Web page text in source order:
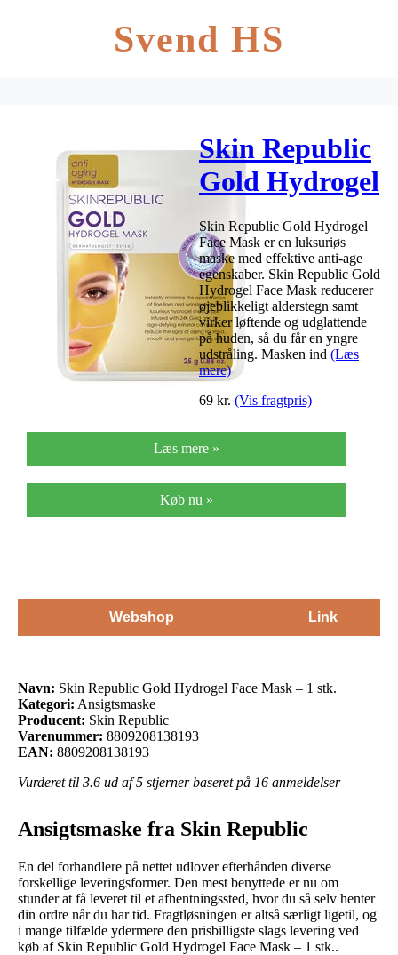
Svend HS
Skin Republic
Gold Hydrogel
Face Mask – 1
stk.
Skin Republic Gold Hydrogel
Face Mask er en luksuriøs
maske med effektive anti-age
egenskaber. Skin Republic Gold
Hydrogel Face Mask reducerer
øjeblikkeligt alderstegn samt
virker løftende og udglattende
på huden, så du får en yngre
udstråling. Masken ind (Læs
mere)
69 kr. (Vis fragtpris)
Læs mere »
Køb nu »
Webshop Link
Navn: Skin Republic Gold Hydrogel Face Mask – 1 stk.
Kategori: Ansigtsmaske
Producent: Skin Republic
Varenummer: 8809208138193
EAN: 8809208138193
Vurderet til 3.6 ud af 5 stjerner baseret på 16 anmeldelser
Ansigtsmaske fra Skin Republic
En del forhandlere på nettet udlover efterhånden diverse
forskellige leveringsformer. Den mest benyttede er nu om
stunder at få leveret til et afhentningssted, hvor du så selv henter
din ordre når du har tid. Fragtløsningen er altså særligt ligetil, og
i mange tilfælde ydermere den prisbilligste slags levering ved
køb af Skin Republic Gold Hydrogel Face Mask – 1 stk..